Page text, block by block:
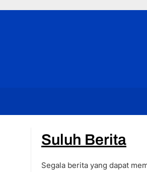
Suluh Berita
Segala berita yang dapat